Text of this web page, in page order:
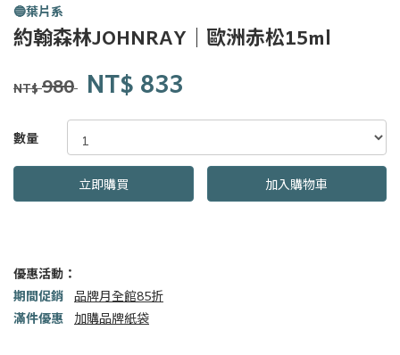
🔵葉片系
約翰森林JOHNRAY｜歐洲赤松15ml
JC300014
JOHNRAY
NT$980 NT$ 833
GOODS000000000000000008428
數量
立即購買 加入購物車
優惠活動：
期間促銷 品牌月全館85折
滿件優惠 加購品牌紙袋